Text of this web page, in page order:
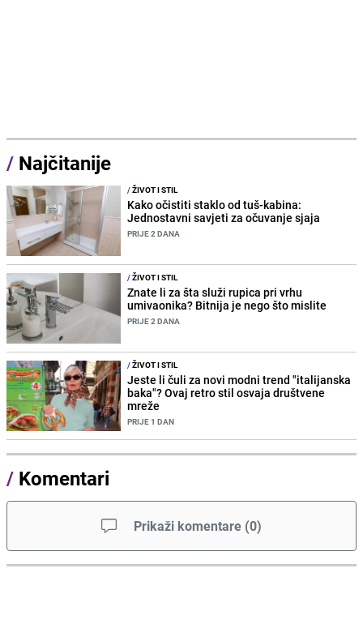
/ Najčitanije
/ŽIVOT I STIL
Kako očistiti staklo od tuš-kabina:
Jednostavni savjeti za očuvanje sjaja
PRIJE 2 DANA
/ŽIVOT I STIL
Znate li za šta služi rupica pri vrhu
umivaonika? Bitnija je nego što mislite
PRIJE 2 DANA
/ŽIVOT I STIL
Jeste li čuli za novi modni trend "italijanska
baka"? Ovaj retro stil osvaja društvene
mreže
PRIJE 1 DAN
/ Komentari
Prikaži komentare (0)